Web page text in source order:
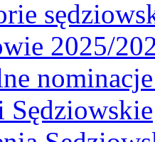
2025/
Sędziowskie